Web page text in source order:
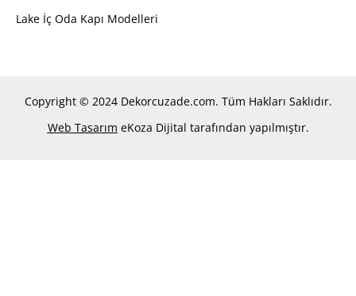
Lake İç Oda Kapı Modelleri
Copyright © 2024 Dekorcuzade.com. Tüm Hakları Saklıdır.
Web Tasarım eKoza Dijital tarafından yapılmıştır.